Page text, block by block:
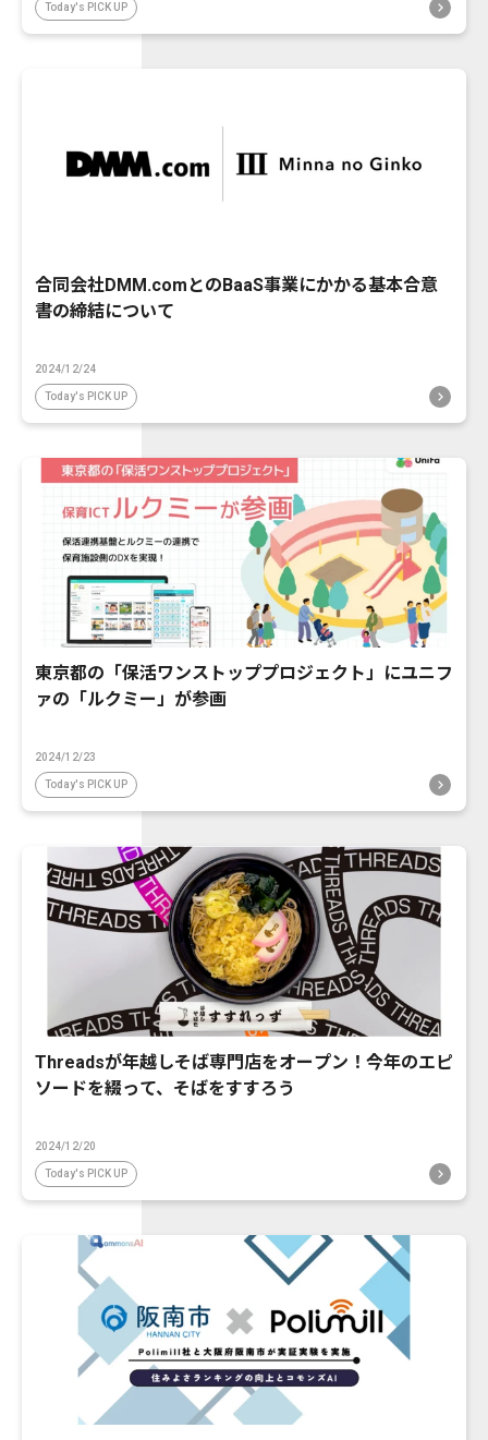
Today's PICK UP
合同会社DMM.comとのBaaS事業にかかる基本合意
書の締結について
2024/12/24
Today's PICK UP
東京都の「保活ワンストッププロジェクト」にユニフ
ァの「ルクミー」が参画
2024/12/23
Today's PICK UP
Threadsが年越しそば専門店をオープン！今年のエピ
ソードを綴って、そばをすすろう
2024/12/20
Today's PICK UP